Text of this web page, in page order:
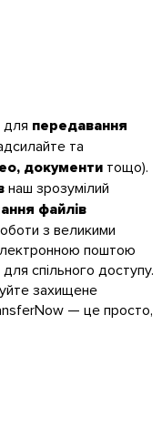
для передавання
та
документи тощо).
наш зрозумілий
файлів
з великими
поштою
спільного доступу.
захищене
— це просто,